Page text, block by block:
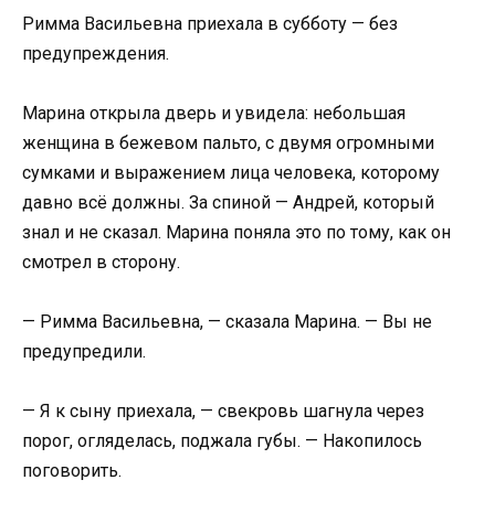
Римма Васильевна приехала в субботу — без
предупреждения.
Марина открыла дверь и увидела: небольшая
женщина в бежевом пальто, с двумя огромными
сумками и выражением лица человека, которому
давно всё должны. За спиной — Андрей, который
знал и не сказал. Марина поняла это по тому, как он
смотрел в сторону.
— Риммa Васильевна, — сказала Марина. — Вы не
предупредили.
— Я к сыну приехала, — свекровь шагнула через
порог, огляделась, поджала губы. — Накопилось
поговорить.